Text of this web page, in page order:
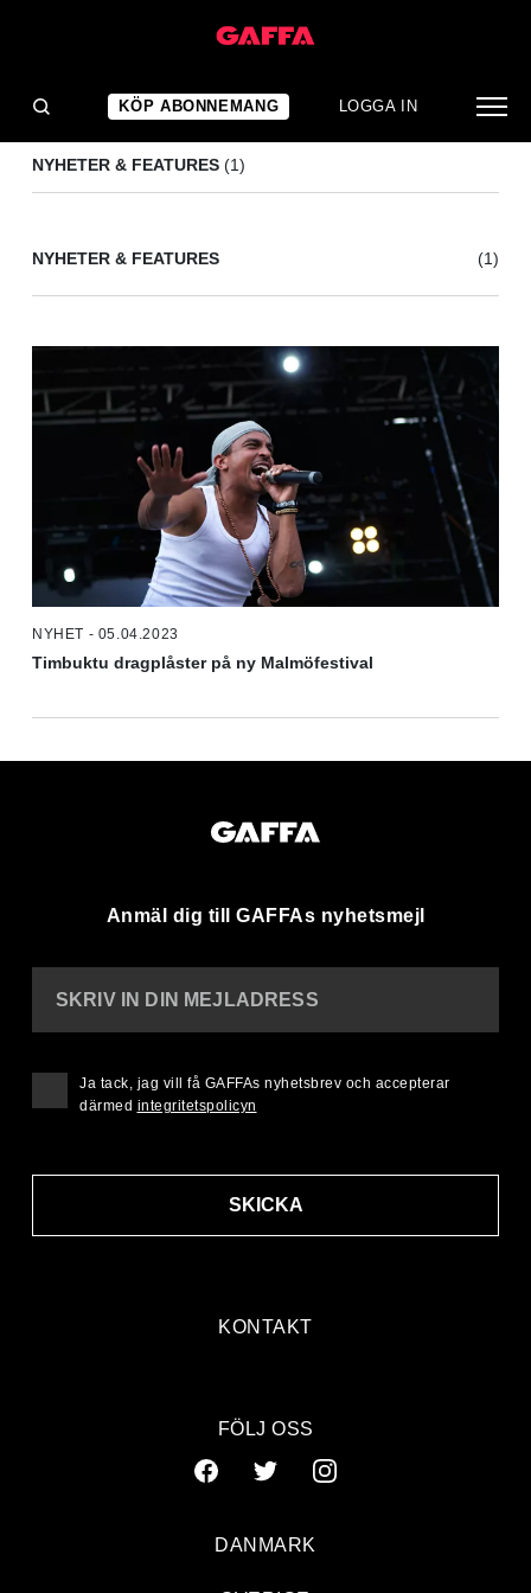
KÖP ABONNEMANG LOGGA IN
NYHETER & FEATURES (1)
NYHETER & FEATURES (1)
NYHET - 05.04.2023
Timbuktu dragplåster på ny Malmöfestival
Anmäl dig till GAFFAs nyhetsmejl
KONTAKT
SKRIV IN DIN MEJLADRESS
SKICKA
Ja tack, jag vill få GAFFAs nyhetsbrev och accepterar
därmed integritetspolicyn
FÖLJ OSS
DANMARK